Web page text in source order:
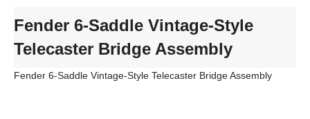
Fender 6-Saddle Vintage-Style
Telecaster Bridge Assembly
Fender 6-Saddle Vintage-Style Telecaster Bridge Assembly